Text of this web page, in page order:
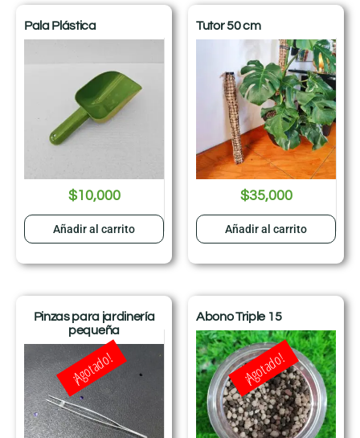
Pala Plástica
$10,000
Añadir al carrito
Tutor 50 cm
$35,000
Añadir al carrito
Pinzas para jardinería
pequeña
¡Agotado!
Abono Triple 15
¡Agotado!